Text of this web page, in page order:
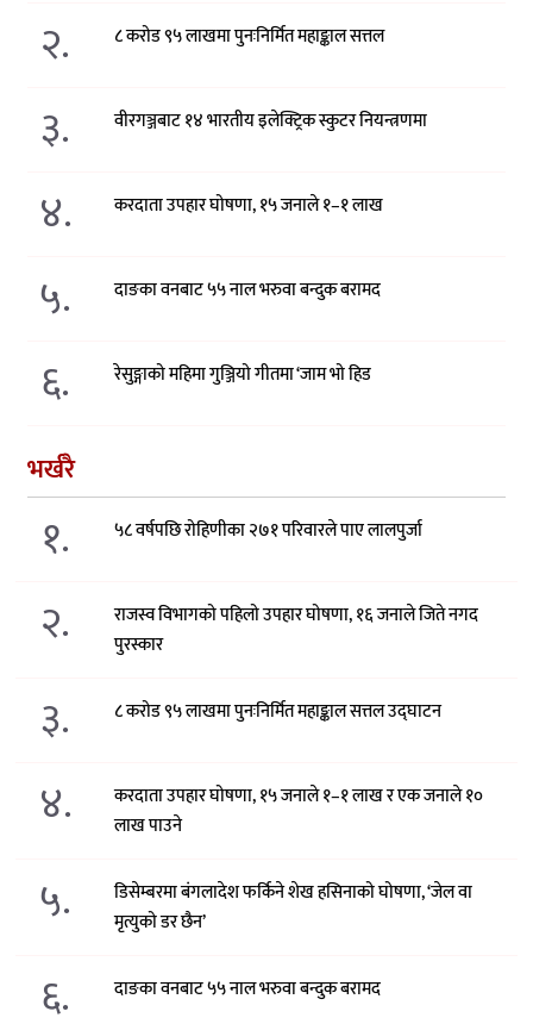
२. ८ करोड ९५ लाखमा पुनःनिर्मित महाङ्काल सत्तल
३. वीरगञ्जबाट १४ भारतीय इलेक्ट्रिक स्कुटर नियन्त्रणमा
४. करदाता उपहार घोषणा, १५ जनाले १–१ लाख
५. दाङका वनबाट ५५ नाल भरुवा बन्दुक बरामद
६. रेसुङ्गाको महिमा गुञ्जियो गीतमा ‘जाम भो हिड
भर्खरै
१. ५८ वर्षपछि रोहिणीका २७१ परिवारले पाए लालपुर्जा
२.
राजस्व विभागको पहिलो उपहार घोषणा, १६ जनाले जिते नगद
पुरस्कार
३. ८ करोड ९५ लाखमा पुनःनिर्मित महाङ्काल सत्तल उद्घाटन
४.
करदाता उपहार घोषणा, १५ जनाले १–१ लाख र एक जनाले १०
लाख पाउने
५.
डिसेम्बरमा बंगलादेश फर्किने शेख हसिनाको घोषणा, ‘जेल वा
मृत्युको डर छैन’
६. दाङका वनबाट ५५ नाल भरुवा बन्दुक बरामद